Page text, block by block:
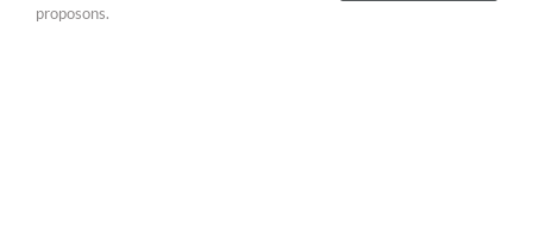
proposons.